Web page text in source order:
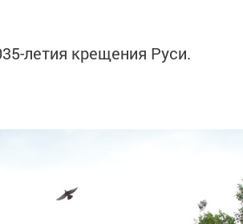
летия крещения Руси.